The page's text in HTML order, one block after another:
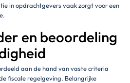
in opdrachtgevers vaak zorgt voor een
en beoordeling
aan de hand van vaste criteria
fiscale regelgeving. Belangrijke